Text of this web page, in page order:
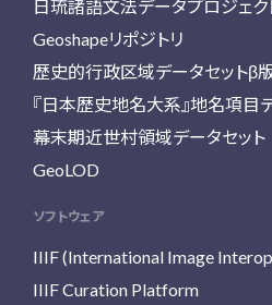
日琉諸語文法データプロジェク
Geoshapeリポジトリ
歴史的行政区域データセットβ
『日本歴史地名大系』地名項目
幕末期近世村領域データセット
GeoLOD
ソフトウェア
IIIF (International Image
IIIF Curation Platform